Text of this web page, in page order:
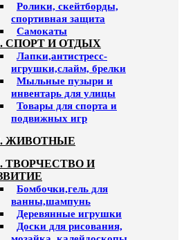
Ролики, скейтборды,
спортивная защита
Самокаты
СПОРТ И ОТДЫХ
Лапки,антистресс-
игрушки,слайм, брелки
Мыльные пузыри и
инвентарь для улицы
Товары для спорта и
подвижных игр
ЖИВОТНЫЕ
ТВОРЧЕСТВО И
Бомбочки,гель для
ванны,шампунь
Деревянные игрушки
Доски для рисования,